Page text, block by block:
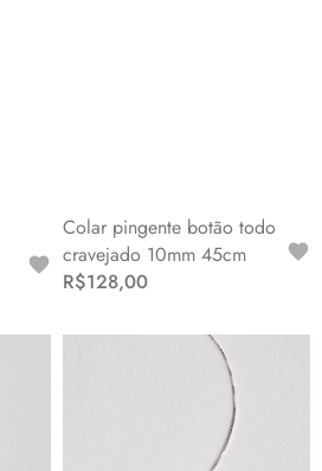
Colar pingente botão todo
cravejado 10mm 45cm
R$128,00